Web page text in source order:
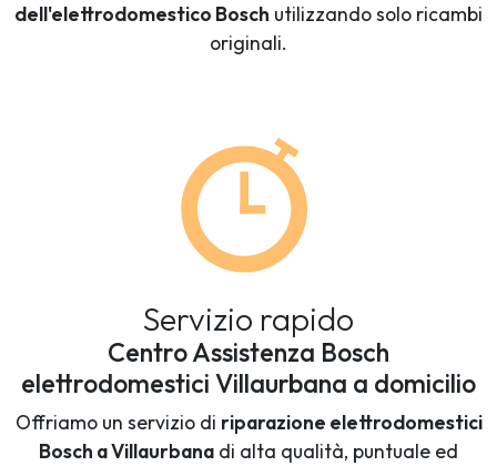
dell'elettrodomestico Bosch utilizzando solo ricambi
originali.
Servizio rapido
Centro Assistenza Bosch
elettrodomestici Villaurbana a domicilio
Offriamo un servizio di riparazione elettrodomestici
Bosch a Villaurbana di alta qualità, puntuale ed